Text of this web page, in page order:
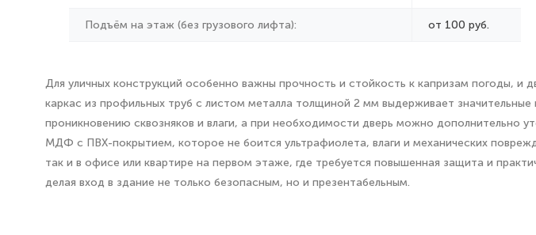
Подъём на этаж (без грузового лифта): от 100 руб.
Для уличных конструкций особенно важны прочность и стойкость к капризам погоды,
каркас из профильных труб с листом металла толщиной 2 мм выдерживает
проникновению сквозняков и влаги, а при необходимости дверь можно дополнительно
МДФ с ПВХ-покрытием, которое не боится ультрафиолета, влаги и механических
так и в офисе или квартире на первом этаже, где требуется повышенная защита и
делая вход в здание не только безопасным, но и презентабельным.